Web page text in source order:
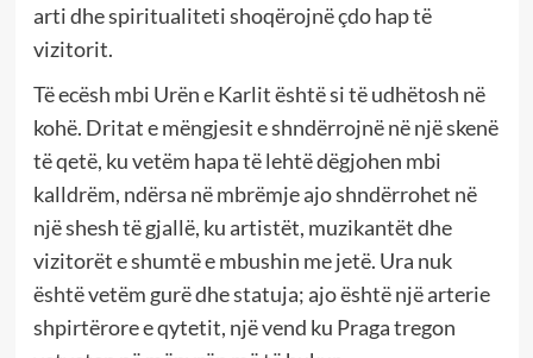
arti dhe spiritualiteti shoqërojnë çdo hap të
vizitorit.
Të ecësh mbi Urën e Karlit është si të udhëtosh në
kohë. Dritat e mëngjesit e shndërrojnë në një skenë
të qetë, ku vetëm hapa të lehtë dëgjohen mbi
kalldrëm, ndërsa në mbrëmje ajo shndërrohet në
një shesh të gjallë, ku artistët, muzikantët dhe
vizitorët e shumtë e mbushin me jetë. Ura nuk
është vetëm gurë dhe statuja; ajo është një arterie
shpirtërore e qytetit, një vend ku Praga tregon